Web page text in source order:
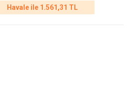
Havale ile 1.561,31 TL